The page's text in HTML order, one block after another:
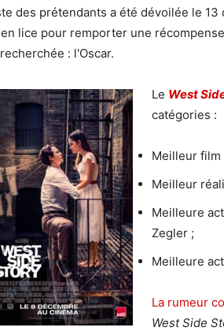
des prétendants a été dévoilée le 13
lice pour remporter une
: l'Oscar.
Le West
catégories :
Meilleur film
Meilleur
Meilleure
Zegler ;
Meilleure
La rumeur
West Side